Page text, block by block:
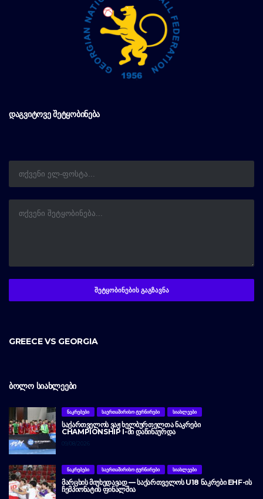
ᲓᲐᲒᲕᲘᲢᲝᲕᲔ ᲨᲔᲢᲧᲝᲑᲘᲜᲔᲑᲐ
GREECE VS GEORGIA
ᲑᲝᲚᲝ ᲡᲘᲐᲮᲚᲔᲔᲑᲘ
ᲜᲐᲙᲠᲔᲑᲔᲑᲘ ᲡᲐᲔᲠᲗᲐᲨᲘᲠᲘᲡᲝ ᲢᲣᲠᲜᲘᲠᲔᲑᲘ ᲡᲘᲐᲮᲚᲔᲔᲑᲘ
ᲡᲐᲥᲐᲠᲗᲕᲔᲚᲝᲡ ᲕᲐᲟ ᲮᲔᲚᲑᲣᲠᲗᲔᲚᲗᲐ ᲜᲐᲙᲠᲔᲑᲘ
CHAMPIONSHIP I-ᲨᲘ ᲓᲐᲬᲘᲜᲐᲣᲠᲓᲐ
09/08/2026
ᲜᲐᲙᲠᲔᲑᲔᲑᲘ ᲡᲐᲔᲠᲗᲐᲨᲘᲠᲘᲡᲝ ᲢᲣᲠᲜᲘᲠᲔᲑᲘ ᲡᲘᲐᲮᲚᲔᲔᲑᲘ
ᲛᲐᲠᲪᲮᲘᲡ ᲛᲘᲣᲮᲔᲓᲐᲕᲐᲓ — ᲡᲐᲥᲐᲠᲗᲕᲔᲚᲝᲡ U18 ᲜᲐᲙᲠᲔᲑᲘ EHF-ᲘᲡ
ᲩᲔᲛᲞᲘᲝᲜᲐᲢᲘᲡ ᲤᲘᲜᲐᲚᲨᲘᲐ